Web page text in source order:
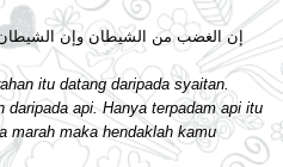
إن الغضب من الشيطان وإن الشيطان
itu datang daripada syaitan.
api. Hanya terpadam api itu
marah maka hendaklah kamu